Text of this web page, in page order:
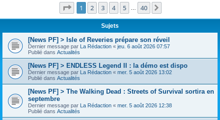
Page 1sur40
1 2 3 4 5 40
Sujets
[News PF] > Isle of Reveries prépare son réveil
Dernier message par La Rédaction « jeu. 6 août 2026 07:57
Publié dans Actualités
[News PF] > ENDLESS Legend II : la démo est dispo
Dernier message par La Rédaction « mer. 5 août 2026 13:02
Publié dans Actualités
[News PF] > The Walking Dead : Streets of Survival sortira en
septembre
Dernier message par La Rédaction « mer. 5 août 2026 12:38
Publié dans Actualités